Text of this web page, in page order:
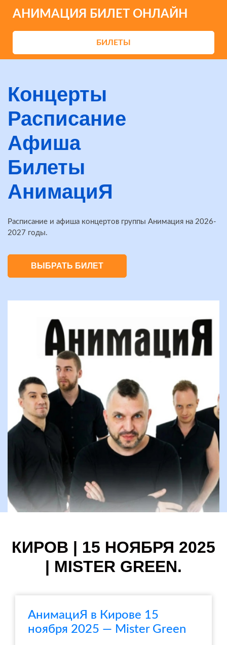
АНИМАЦИЯ БИЛЕТ ОНЛАЙН
БИЛЕТЫ
Концерты
Расписание
Афиша
Билеты
АнимациЯ
Расписание и афиша концертов группы Анимация на 2026-
2027 годы.
ВЫБРАТЬ БИЛЕТ
КИРОВ | 15 НОЯБРЯ 2025
| MISTER GREEN.
АнимациЯ в Кирове 15
ноября 2025 — Mister Green